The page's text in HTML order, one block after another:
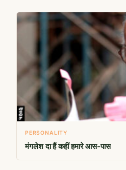
PERSONALITY
मंगलेश दा हैं कहीं हमारे आस-पास